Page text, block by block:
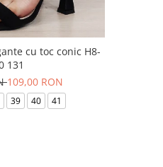
cu toc conic H8-
131
109,00 RON
39 40 41